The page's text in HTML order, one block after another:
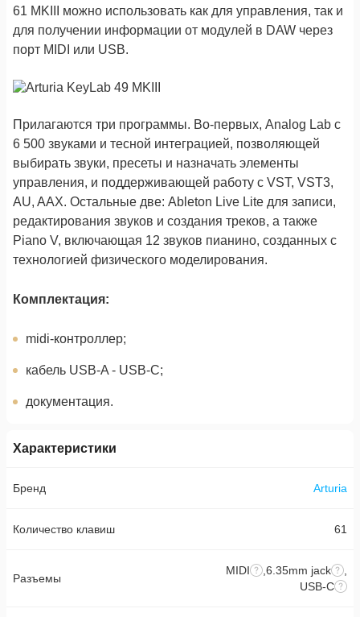
61 MKIII можно использовать как для управления, так и
для получении информации от модулей в DAW через
порт MIDI или USB.
Прилагаются три программы. Во-первых, Analog Lab с
6 500 звуками и тесной интеграцией, позволяющей
выбирать звуки, пресеты и назначать элементы
управления, и поддерживающей работу с VST, VST3,
AU, AAX. Остальные две: Ableton Live Lite для записи,
редактирования звуков и создания треков, а также
Piano V, включающая 12 звуков пианино, созданных с
технологией физического моделирования.
Комплектация:
midi-контроллер;
кабель USB-A - USB-C;
документация.
Характеристики
Бренд Arturia
Количество клавиш 61
Разъемы
MIDI 6.35mm jack
USB-C